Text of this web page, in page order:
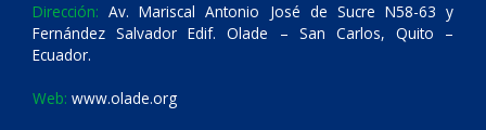
Dirección: Av. Mariscal Antonio José de Sucre N58-63 y
Fernández Salvador Edif. Olade – San Carlos, Quito –
Ecuador.
Web: www.olade.org